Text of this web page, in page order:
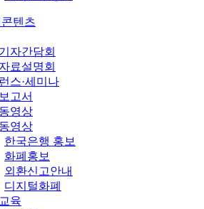
텐츠
자간담회
료설명회
스·세미나
고서
영상
영상
한국은행 홍보
화폐홍보
외환신고안내
디지털화폐
육